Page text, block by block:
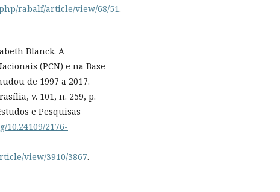
rabalf/article/view/68/51.
Blanck. A
(PCN) e na Base
de 1997 a 2017.
v. 101, n. 259, p.
e Pesquisas
10.24109/2176-
view/3910/3867.